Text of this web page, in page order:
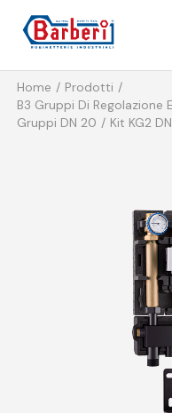
Home
Prodotti
B3 Gruppi Di Regolazione
Gruppi DN 20
Kit KG2